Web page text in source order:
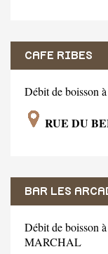
CAFE RIBES
Débit de boisson
RUE DU
BAR LES
Débit de boisson
MARCHAL